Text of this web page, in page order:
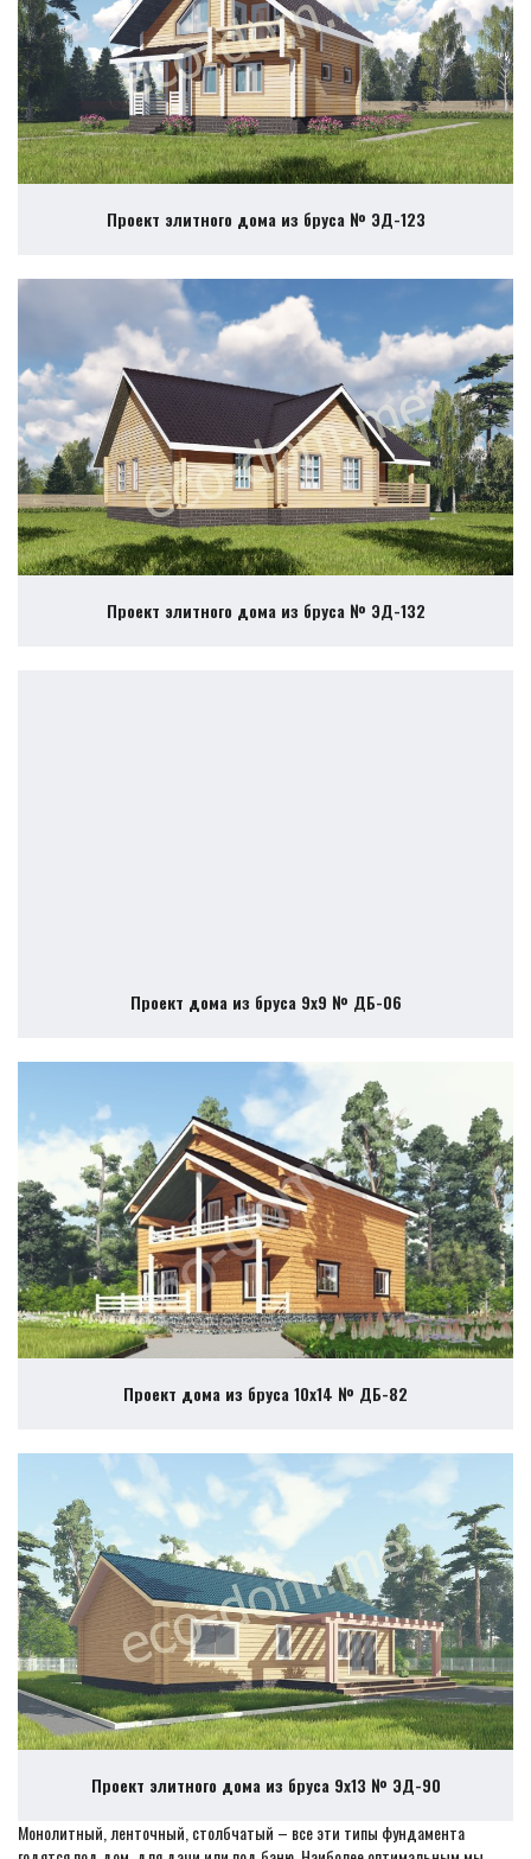
Проект элитного дома из бруса № ЭД-123
Проект элитного дома из бруса № ЭД-132
Проект дома из бруса 9х9 № ДБ-06
Проект дома из бруса 10х14 № ДБ-82
Проект элитного дома из бруса 9х13 № ЭД-90
Монолитный, ленточный, столбчатый – все эти типы фундамента